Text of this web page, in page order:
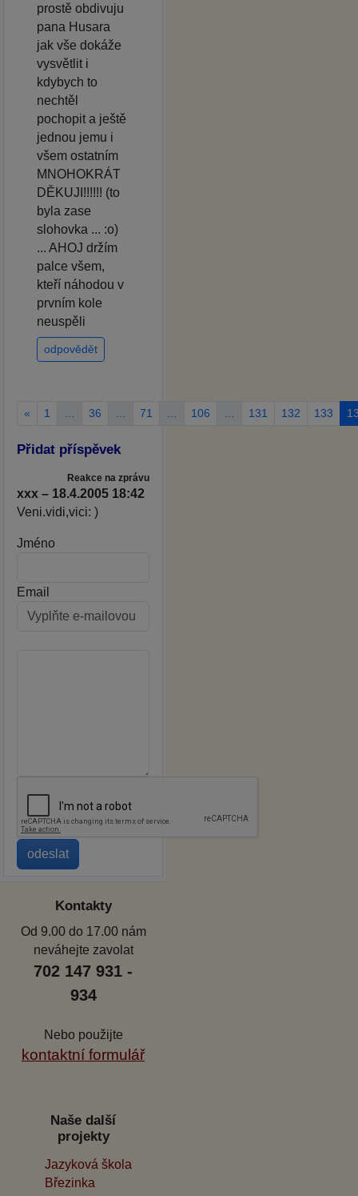
prostě obdivuju
pana Husara
jak vše dokáže
vysvětlit i
kdybych to
nechtěl
pochopit a ještě
jednou jemu i
všem ostatním
MNOHOKRÁT
DĚKUJI!!!!!! (to
byla zase
slohovka ... :o)
... AHOJ držím
palce všem,
kteří náhodou v
prvním kole
neuspěli
odpovědět
« 1 … 36 … 71 … 106 … 131 132 133
Přidat příspěvek
Reakce na zprávu
xxx – 18.4.2005 18:42
Veni.vidi,vici: )
Jméno
Email
Kontakty
Od 9.00 do 17.00 nám
neváhejte zavolat
702 147 931 -
934
Nebo použijte
kontaktní formulář
Naše další
projekty
Jazyková škola
Březinka